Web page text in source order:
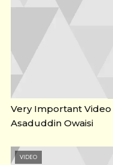
Very Important Video
Asaduddin Owaisi
VIDEO